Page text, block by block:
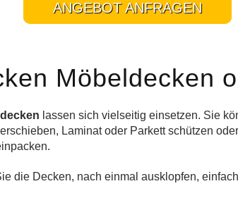
ANGEBOT ANFRAGEN
Möbeldecken
lassen sich vielseitig einsetzen. Sie
Laminat oder Parkett schützen
die Decken, nach einmal ausklopfen,